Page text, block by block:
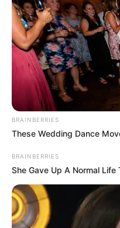
BRAINBERRIES
These Wedding Dance
BRAINBERRIES
She Gave Up A Normal